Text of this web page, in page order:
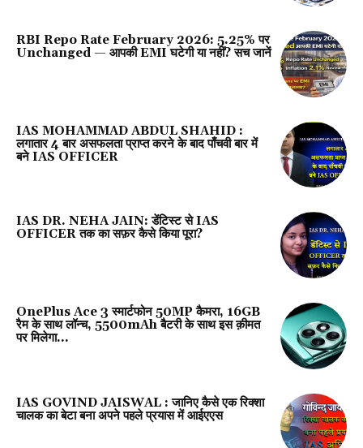
RBI Repo Rate February 2026: 5.25% पर
Unchanged — आपकी EMI घटेगी या नहीं? सच जानें
IAS MOHAMMAD ABDUL SHAHID :
लगातार 4 बार असफलता प्राप्त करने के बाद पाँचवी बार में
बने IAS OFFICER
IAS DR. NEHA JAIN: डेंटिस्ट से IAS
OFFICER तक का सफ़र कैसे किया पूरा?
OnePlus Ace 3 स्‍मार्टफोन 50MP कैमरा, 16GB
रैम के साथ लॉन्‍च, 5500mAh बैटरी के साथ इस क़ीमत
पर मिलेगा…
IAS GOVIND JAISWAL : जानिए कैसे एक रिक्शा
चालक का बेटा बना अपने पहले प्रयास में आईएएस